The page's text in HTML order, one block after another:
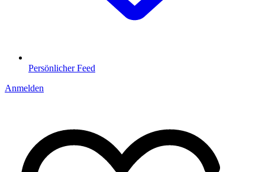
Persönlicher Feed
Anmelden